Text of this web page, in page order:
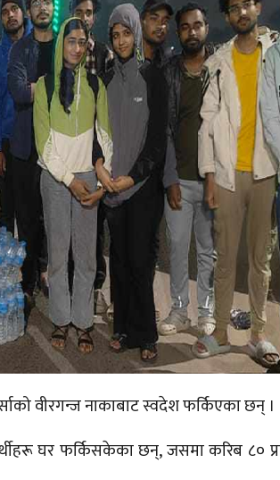
वीरगन्ज नाकाबाट स्वदेश फर्किएका छन् ।
घर फर्किसकेका छन्, जसमा करिब ८०